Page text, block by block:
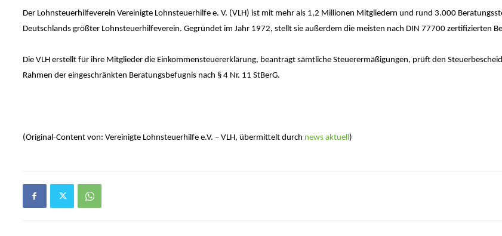
Der Lohnsteuerhilfeverein Vereinigte Lohnsteuerhilfe e. V. (VLH) ist mit mehr als 1,2 Millionen Mitgliedern und rund 3.000
Deutschlands größter Lohnsteuerhilfeverein. Gegründet im Jahr 1972, stellt sie außerdem die meisten nach DIN 77700 zertifizierten
Die VLH erstellt für ihre Mitglieder die Einkommensteuererklärung, beantragt sämtliche Steuerermäßigungen, prüft den
Rahmen der eingeschränkten Beratungsbefugnis nach § 4 Nr. 11 StBerG.
(Original-Content von: Vereinigte Lohnsteuerhilfe e.V. – VLH, übermittelt durch news aktuell)